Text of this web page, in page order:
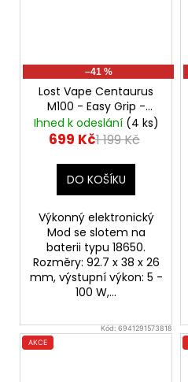
–41 %
Lost Vape Centaurus
M100 - Easy Grip -
Midnight Blue100W
Mod
Ihned k odeslání (4 ks)
699 Kč1 199 Kč
DO KOŠÍKU
Výkonný elektronický
Mod se slotem na
baterii typu 18650.
Rozměry: 92.7 x 38 x 26
mm, výstupní výkon: 5 -
100 W,...
Kód:6941291573818
AKCE